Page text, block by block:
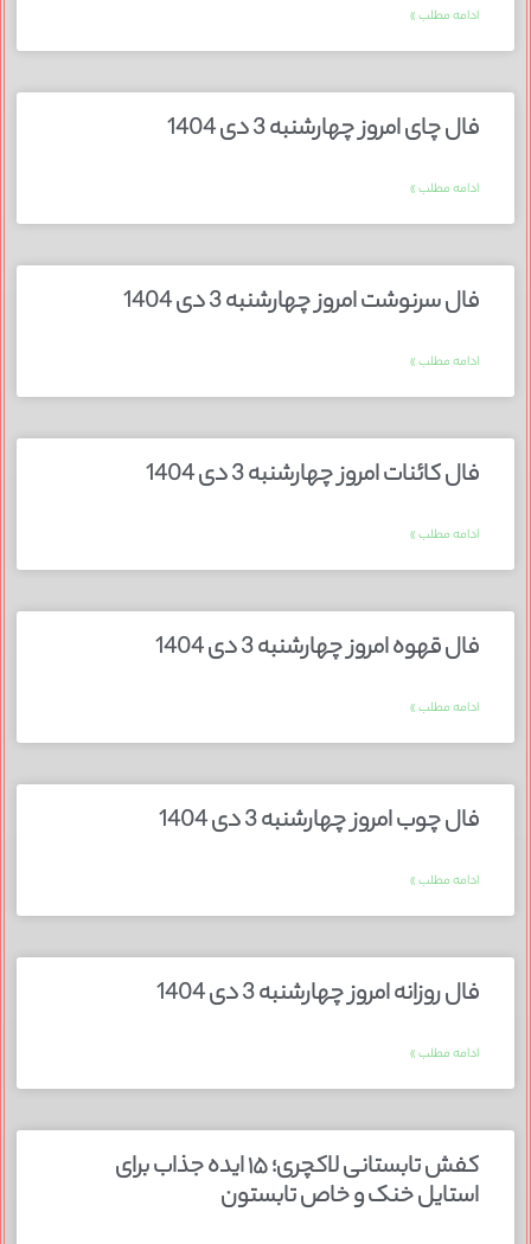
ادامه مطلب »
فال چای امروز چهارشنبه 3 دی 1404
ادامه مطلب »
فال سرنوشت امروز چهارشنبه 3 دی 1404
ادامه مطلب »
فال کائنات امروز چهارشنبه 3 دی 1404
ادامه مطلب »
فال قهوه امروز چهارشنبه 3 دی 1404
ادامه مطلب »
فال چوب امروز چهارشنبه 3 دی 1404
ادامه مطلب »
فال روزانه امروز چهارشنبه 3 دی 1404
ادامه مطلب »
کفش تابستانی لاکچری؛ ۱۵ ایده‌ جذاب برای
استایل خنک و خاص تابستون